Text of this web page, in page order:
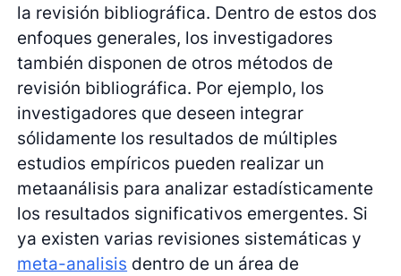
la revisión bibliográfica. Dentro de estos dos
enfoques generales, los investigadores
también disponen de otros métodos de
revisión bibliográfica. Por ejemplo, los
investigadores que deseen integrar
sólidamente los resultados de múltiples
estudios empíricos pueden realizar un
metaanálisis para analizar estadísticamente
los resultados significativos emergentes. Si
ya existen varias revisiones sistemáticas y
meta-analisis dentro de un área de